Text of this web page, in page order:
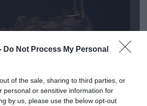
Do Not Process My Personal
of the sale, sharing to third parties, or
personal or sensitive information for
by us, please use the below opt-out